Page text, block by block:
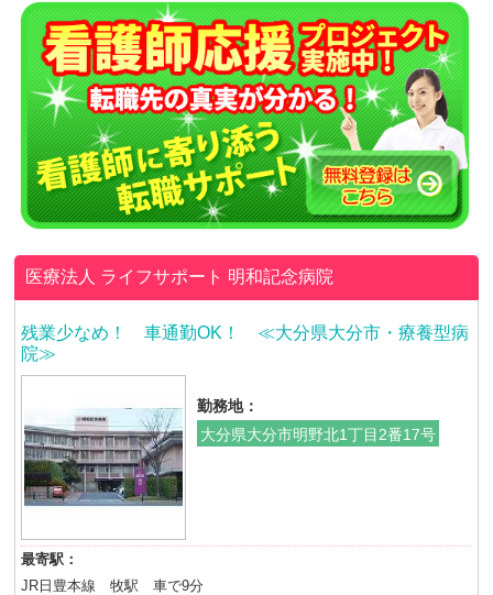
医療法人 ライフサポート 明和記念病院
残業少なめ！ 車通勤OK！ ≪大分県大分市・療養型病
院≫
勤務地：
大分県大分市明野北1丁目2番17号
最寄駅：
JR日豊本線 牧駅 車で9分